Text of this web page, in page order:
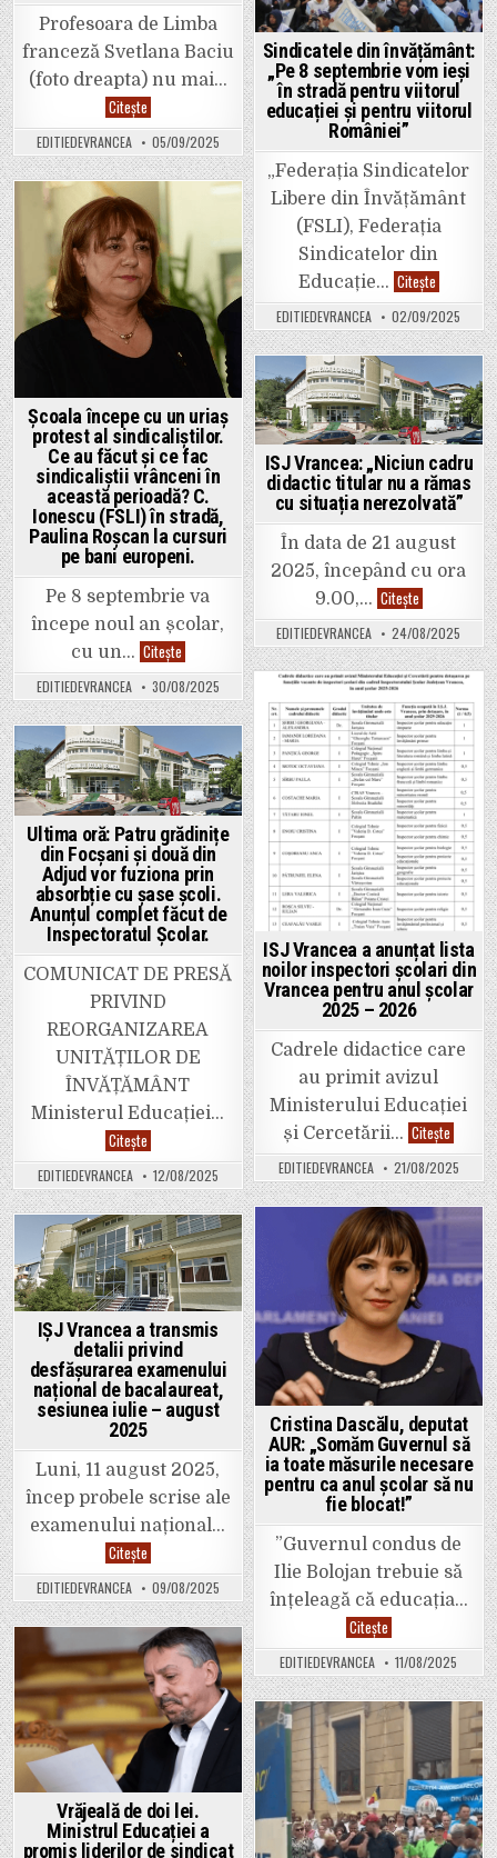
Profesoara de Limba
franceză Svetlana Baciu
(foto dreapta) nu mai…
CiteșteColegiul
Pedagogic
„Spiru
Haret”
a
rămas
fără
director
adjunct.
Contractul
profesoarei
Svetlana
Baciu
a
fost
suspendat
de
IȘJ
Vrancea,
ce
Consiliul
de
Administrație
al
unității
școlare
a
hotărât
încetarea
contractului
individual
de
muncă
al
directoarei
în
cauză.
EDITIEDEVRANCEA 05/09/2025
Sindicatele din învățământ:
„Pe 8 septembrie vom ieși
în stradă pentru viitorul
educației și pentru viitorul
României”
„Federația Sindicatelor
Libere din Învățământ
(FSLI), Federația
Sindicatelor din
Educație… CiteșteSindicatele
din
învățământ:
„Pe
8
septembrie
ieși
în
stradă
pentru
viitorul
educației
și
pentru
viitorul
României”
EDITIEDEVRANCEA 02/09/2025
Posted
in
Școala începe cu un uriaș
protest al sindicaliștilor.
Ce au făcut și ce fac
sindicaliștii vrânceni în
această perioadă? C.
Ionescu (FSLI) în stradă,
Paulina Roșcan la cursuri
pe bani europeni.
Pe 8 septembrie va
începe noul an școlar,
cu un… CiteșteȘcoala
începe
cu
un
uriaș
protest
sindicaliștilor.
Ce
au
făcut
și
ce
fac
sindicaliștii
vrânceni
în
această
perioadă?
C.
Ionescu
(FSLI)
în
stradă,
la
cursuri
pe
bani
europeni.
EDITIEDEVRANCEA 30/08/2025
Posted
in
ISJ Vrancea: „Niciun cadru
didactic titular nu a rămas
cu situația nerezolvată”
În data de 21 august
2025, începând cu ora
9.00,… CiteșteISJ
Vrancea:
„Niciun
cadru
didactic
titular
nu
a
rămas
cu
situația
nerezolvată”
EDITIEDEVRANCEA 24/08/2025
Posted
in
ISJ Vrancea a anunțat lista
noilor inspectori școlari din
Vrancea pentru anul școlar
2025 – 2026
Cadrele didactice care
au primit avizul
Ministerului Educației
și Cercetării… Citește
Vrancea
a
anunțat
lista
noilor
școlari
Vrancea
pentru
anul
2026
EDITIEDEVRANCEA 21/08/2025
Posted
in
Ultima oră: Patru grădinițe
din Focșani și două din
Adjud vor fuziona prin
absorbție cu șase școli.
Anunțul complet făcut de
Inspectoratul Școlar.
COMUNICAT DE PRESĂ
PRIVIND
REORGANIZAREA
UNITĂȚILOR DE
ÎNVĂȚĂMÂNT
Ministerul Educației…
CiteșteUltima
oră:
Patru
grădinițe
din
Focșani
și
două
din
Adjud
vor
fuziona
prin
absorbție
cu
șase
școli.
Anunțul
complet
făcut
de
Inspectoratul
Școlar.
EDITIEDEVRANCEA 12/08/2025
Cristina Dascălu, deputat
AUR: „Somăm Guvernul să
ia toate măsurile necesare
pentru ca anul școlar să nu
fie blocat!”
”Guvernul condus de
Ilie Bolojan trebuie să
înțeleagă că educația…
CiteșteCristina
Dascălu,
deputat
AUR:
„Somăm
Guvernul
să
ia
toate
măsurile
necesare
pentru
ca
anul
școlar
să
EDITIEDEVRANCEA 11/08/2025
Posted
in
IȘJ Vrancea a transmis
detalii privind
desfășurarea examenului
național de bacalaureat,
sesiunea iulie – august
2025
Luni, 11 august 2025,
încep probele scrise ale
examenului național…
CiteșteIȘJ
Vrancea
a
transmis
detalii
privind
desfășurarea
examenului
național
de
bacalaureat,
sesiunea
iulie
–
august
2025
EDITIEDEVRANCEA 09/08/2025
Posted
in
Vrăjeală de doi lei.
Ministrul Educației a
promis liderilor de sindicat
Posted